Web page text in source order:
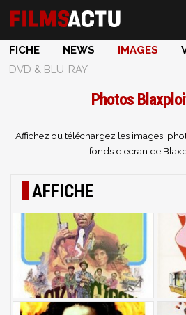
FICHE NEWS IMAGES
DVD & BLU-RAY
Photos
Affichez ou téléchargez les images,
fonds d'ecran de
AFFICHE